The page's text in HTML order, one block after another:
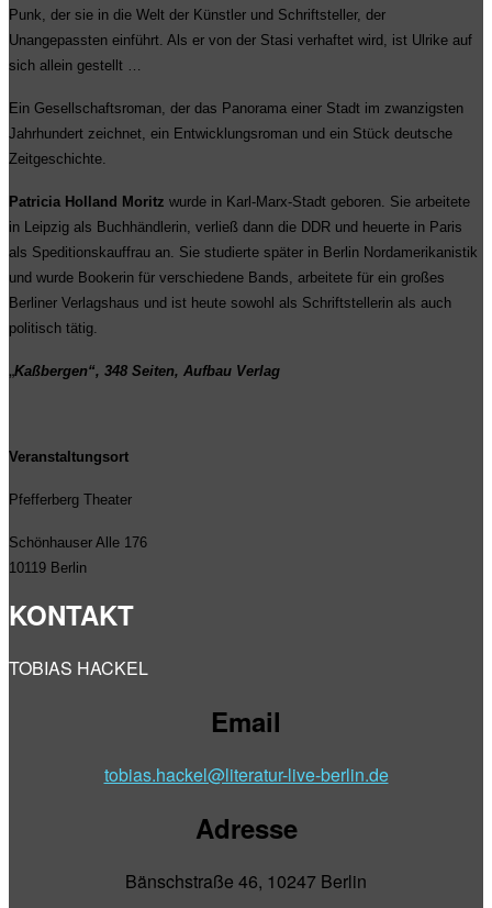
Punk, der sie in die Welt der Künstler und Schriftsteller, der
Unangepassten einführt. Als er von der Stasi verhaftet wird, ist Ulrike auf
sich allein gestellt …
Ein Gesellschaftsroman, der das Panorama einer Stadt im zwanzigsten
Jahrhundert zeichnet, ein Entwicklungsroman und ein Stück deutsche
Zeitgeschichte.
Patricia Holland Moritz wurde in Karl-Marx-Stadt geboren. Sie arbeitete
in Leipzig als Buchhändlerin, verließ dann die DDR und heuerte in Paris
als Speditionskauffrau an. Sie studierte später in Berlin Nordamerikanistik
und wurde Bookerin für verschiedene Bands, arbeitete für ein großes
Berliner Verlagshaus und ist heute sowohl als Schriftstellerin als auch
politisch tätig.
„Kaßbergen“, 348 Seiten, Aufbau Verlag
Veranstaltungsort
Pfefferberg Theater
Schönhauser Alle 176
10119 Berlin
KONTAKT
TOBIAS HACKEL
Email
tobias.hackel@literatur-live-berlin.de
Adresse
Bänschstraße 46, 10247 Berlin